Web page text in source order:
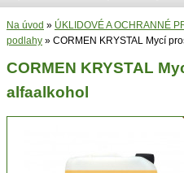
Na úvod » ÚKLIDOVÉ A OCHRANNÉ
podlahy » CORMEN KRYSTAL Mycí
CORMEN KRYSTAL
alfaalkohol